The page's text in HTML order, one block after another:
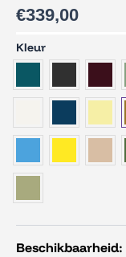
€339,00
Kleur
Beschikbaarheid:
Fermob
Bebop
35
aantal